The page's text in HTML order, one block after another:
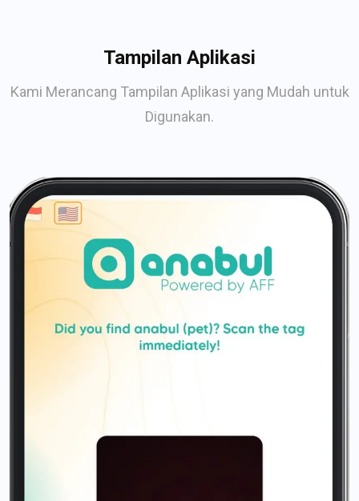
Tampilan Aplikasi
Kami Merancang Tampilan Aplikasi yang Mudah untuk
Digunakan.